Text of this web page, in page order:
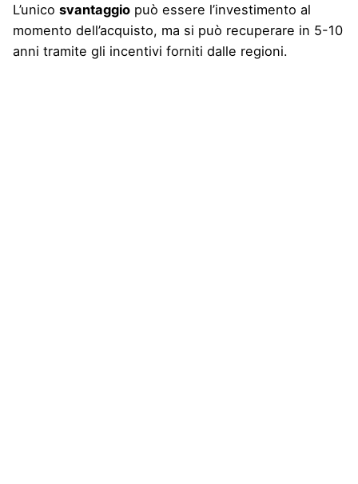
L’unico svantaggio può essere l’investimento al
momento dell’acquisto, ma si può recuperare in 5-10
anni tramite gli incentivi forniti dalle regioni.